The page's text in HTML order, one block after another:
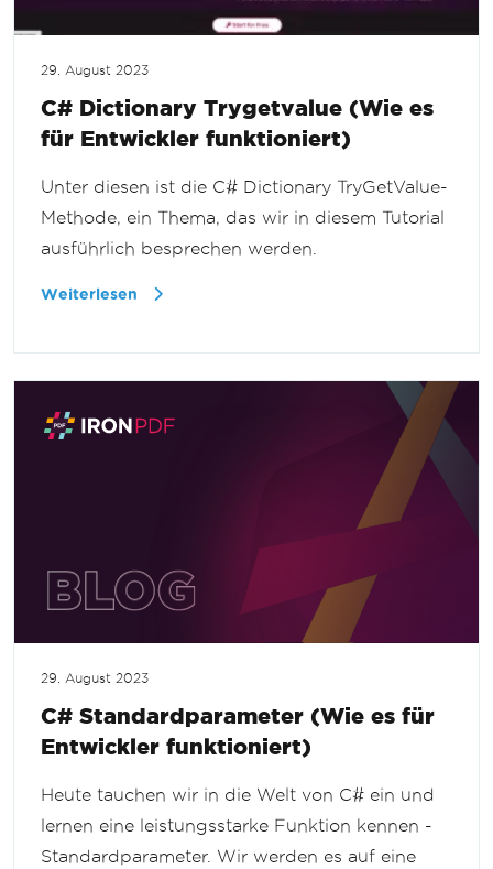
29. August 2023
C# Dictionary Trygetvalue (Wie es
für Entwickler funktioniert)
Unter diesen ist die C# Dictionary TryGetValue-
Methode, ein Thema, das wir in diesem Tutorial
ausführlich besprechen werden.
Weiterlesen
29. August 2023
C# Standardparameter (Wie es für
Entwickler funktioniert)
Heute tauchen wir in die Welt von C# ein und
lernen eine leistungsstarke Funktion kennen -
Standardparameter. Wir werden es auf eine